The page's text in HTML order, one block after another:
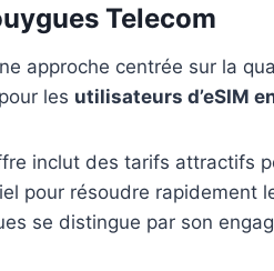
Telecom
approche centrée sur la
les utilisateurs d’eSIM
inclut des tarifs attractifs
pour résoudre rapidement
se distingue par son